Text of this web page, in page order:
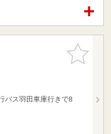
お気に入
りに追加
バス羽田車庫行きで8